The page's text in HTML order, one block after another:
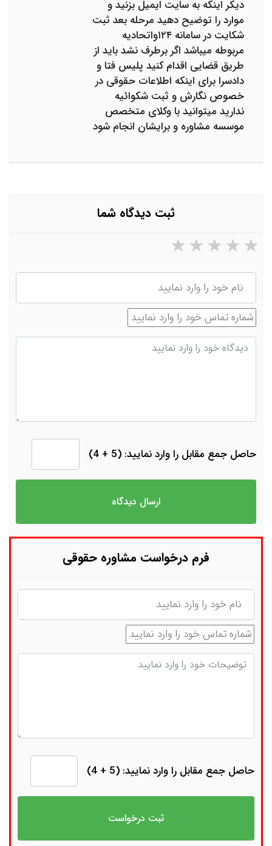
دیکر اینکه به سایت ایمیل بزنید و
موارد را توضیح دهید مرحله بعد ثبت
شکایت در سامانه ۱۲۴واتحادیه
مربوطه میباشد اگر برطرف نشد باید از
طریق قضایی اقدام کنید پلیس فتا و
دادسرا برای اینکه اطلاعات حقوقی در
خصوص نگارش و ثبت شکوائیه
ندارید میتوانید با وکلای متخصص
موسسه مشاوره و برایشان انجام شود
ثبت دیدگاه شما
۵ ستاره از ۵ ۴ ستاره از ۵ ۳ ستاره از ۵ ۲ ستاره از ۵
نام
شماره تماس
دیدگاه
حاصل جمع مقابل را وارد نمایید: (5 + 4)
فرم درخواست مشاوره حقوقی
نام
شماره تماس
توضیحات
حاصل جمع مقابل را وارد نمایید: (5 + 4)